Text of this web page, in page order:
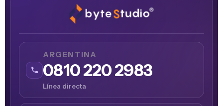
ARGENTINA
0810 220 2983
Línea directa